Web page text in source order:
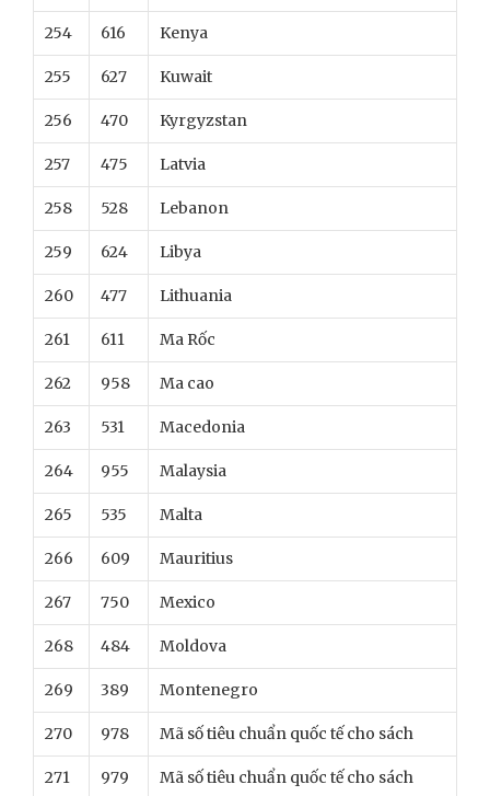
254 616 Kenya
255 627 Kuwait
256 470 Kyrgyzstan
257 475 Latvia
258 528 Lebanon
259 624 Libya
260 477 Lithuania
261 611 Ma Rốc
262 958 Ma cao
263 531 Macedonia
264 955 Malaysia
265 535 Malta
266 609 Mauritius
267 750 Mexico
268 484 Moldova
269 389 Montenegro
270 978 Mã số tiêu chuẩn quốc tế cho sách
271 979 Mã số tiêu chuẩn quốc tế cho sách